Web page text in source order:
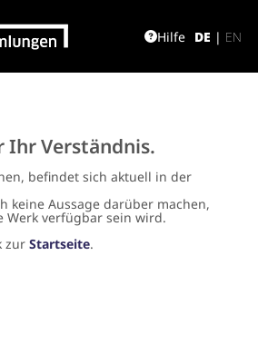
DE | EN
Hilfe
Ihr Verständnis.
befindet sich aktuell in der
keine Aussage darüber machen,
Werk verfügbar sein wird.
zur Startseite.